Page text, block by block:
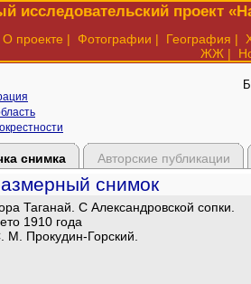
исследовательский проект
О проекте | Фотографии | География |
ЖЖ |
снимка Авторские публикации
снимок
Таганай. С Александровской сопки.
1910 года
М. Прокудин-Горский.